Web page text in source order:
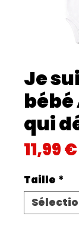
Je
qui
11,99 €
Taille *